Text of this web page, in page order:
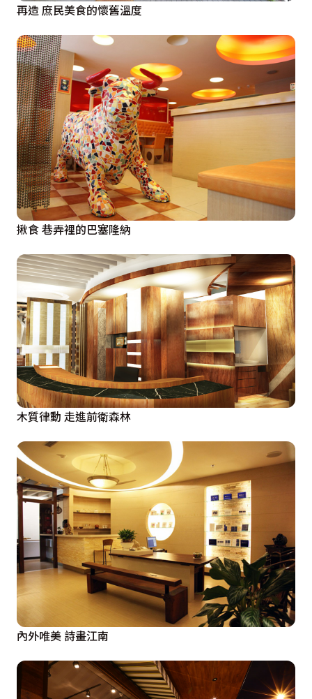
再造 庶民美食的懷舊溫度
揪食 巷弄裡的巴塞隆納
木質律動 走進前衛森林
內外唯美 詩畫江南